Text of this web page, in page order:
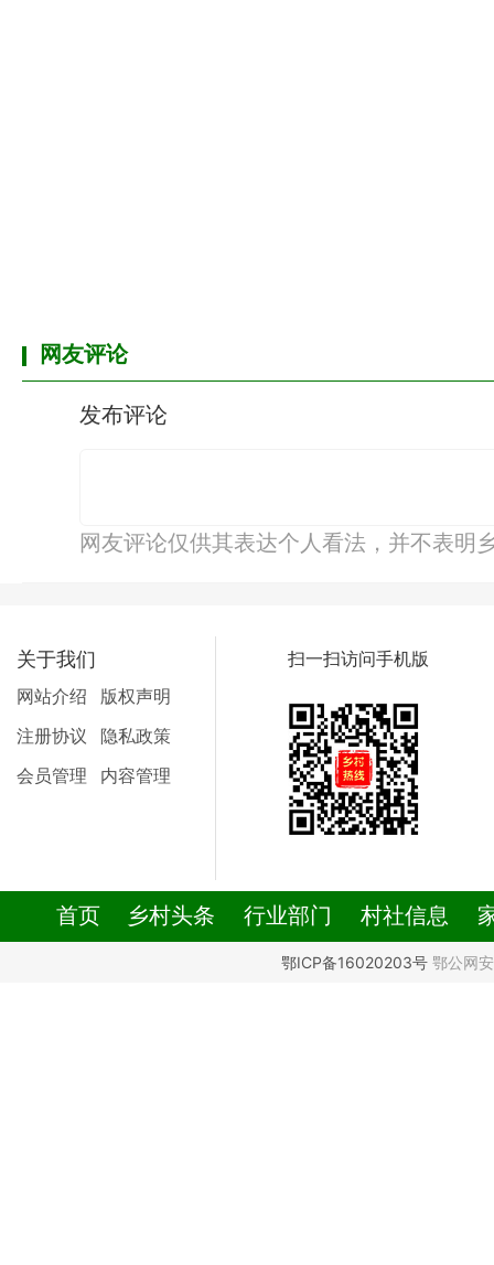
网友评论
发布评论
网友评论仅供其表达个人看法，并不表明
关于我们
网站介绍
版权声明
注册协议
隐私政策
会员管理
内容管理
扫一扫访问手机版
首页 乡村头条 行业部门 村社信息
鄂ICP备16020203号鄂公网